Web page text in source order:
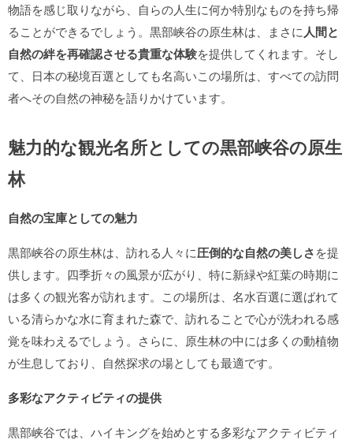
物語を感じ取りながら、自らの人生に何か特別なものを持ち帰
ることができるでしょう。黒部峡谷の原生林は、まさに人間と
自然の絆を再確認させる貴重な体験を提供してくれます。そし
て、日本の秘境百選としても名高いこの場所は、すべての訪問
者へその自然の神秘を語りかけています。
魅力的な観光名所としての黒部峡谷の原生
林
自然の宝庫としての魅力
黒部峡谷の原生林は、訪れる人々に圧倒的な自然の美しさを提
供します。四季折々の風景が広がり、特に新緑や紅葉の時期に
は多くの観光客が訪れます。この場所は、名水百選に選ばれて
いる清らかな水に育まれた森で、訪れることで心が洗われる感
覚を味わえるでしょう。さらに、原生林の中には多くの動植物
が生息しており、自然探求の場としても最適です。
多彩なアクティビティの提供
黒部峡谷では、ハイキングを始めとする多彩なアクティビティ